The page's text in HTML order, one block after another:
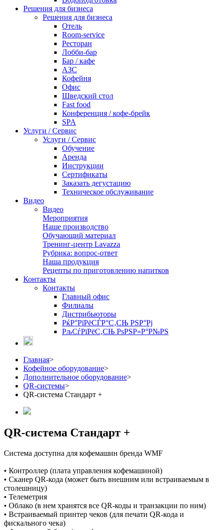
Решения для бизнеса
Решения для бизнеса
Отель
Room-service
Ресторан
Лобби-бар
Бар / кафе
АЗС
Кофейня
Офис
Шведский стол
Fast food
Конференция / кофе-брейк
SPA
Услуги / Сервис
Услуги / Сервис
Обучение
Аренда
Инструкции
Сертификаты
Заказать дегустацию
Техническое обслуживание
Видео
Видео
Мероприятия
Наше производство
Обучающий материал
Тренинг-центр Lavazza
Рубрика: вопрос-ответ
Наша продукция
Рецепты по приготовлению напитков
Контакты
Контакты
Главный офис
Филиалы
Дистрибьюторы
РќР°РїРёСЃР°С‚СЊ РЅР°Рј
РљСѓРїРёС‚СЊ РѕРЅР»Р°Р№РЅ
Главная>
Кофейное оборудование>
Дополнительное оборудование>
QR-системы>
QR-система Стандарт +
QR-система Стандарт +
Система доступна для кофемашин бренда WMF
• Контроллер (плата управления кофемашиной)
• Сканер QR-кода (может быть внешним или встраиваемым в
столешницу)
• Телеметрия
• Облако (в нем хранятся все QR-коды и транзакции по ним)
• Встраиваемый принтер чеков (для печати QR-кода и
фискального чека)